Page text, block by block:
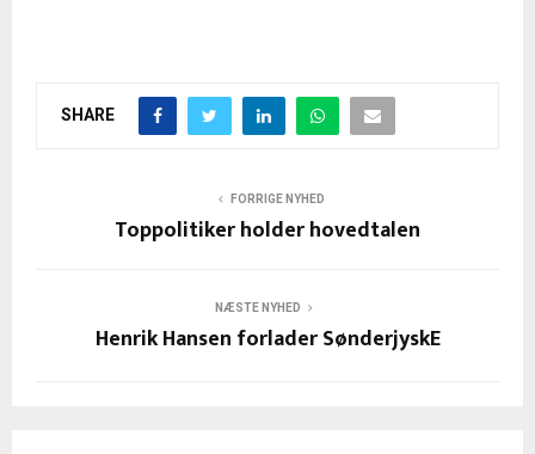
SHARE
FORRIGE NYHED
Toppolitiker holder hovedtalen
NÆSTE NYHED
Henrik Hansen forlader SønderjyskE